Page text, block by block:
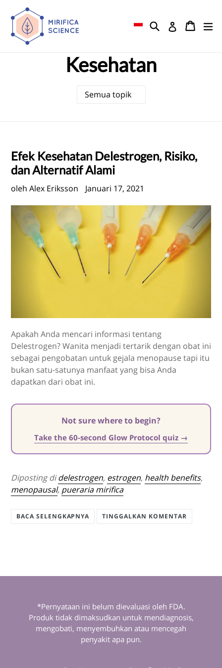
konten
MencariGabung
Kesehatan
Efek Kesehatan Delestrogen, Risiko,
dan Alternatif Alami
oleh Alex Eriksson Januari 17, 2021
Apakah Anda mencari informasi tentang
Delestrogen? Wanita menjadi tertarik dengan obat ini
sebagai pengobatan untuk gejala menopause tapi itu
bukan satu-satunya manfaat yang bisa Anda
dapatkan dari obat ini.
Not sure where to begin?
Take the 60-second Glow Protocol quiz →
Diposting didelestrogen, estrogen, health benefits,
menopausal, pueraria mirifica
BACA SELENGKAPNYA TINGGALKAN KOMENTAR
*Pernyataan ini belum dievaluasi oleh FDA.
Produk tidak dimaksudkan untuk mendiagnosis,
mengobati, menyembuhkan atau mencegah
penyakit apa pun.